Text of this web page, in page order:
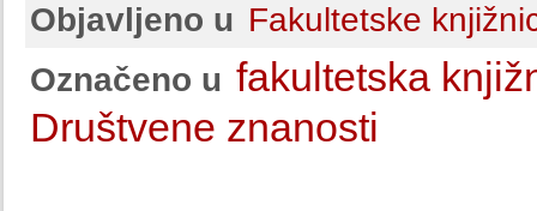
Objavljeno u Fakultetske
Označeno u fakultetska
Društvene znanosti